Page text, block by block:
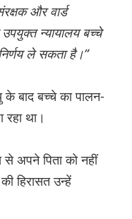
और वार्ड
न्यायालय बच्चे
ले सकता है।”
के बाद बच्चे का पालन-
रहा था।
अपने पिता को नहीं
हिरासत उन्हें